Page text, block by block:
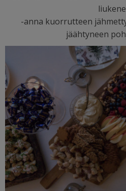
-anna kuorrutteen
jäähtyneen